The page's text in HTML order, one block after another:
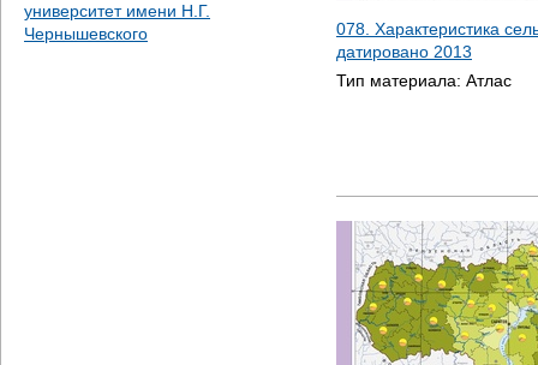
университет имени Н.Г.
Чернышевского
078. Характеристика
датировано 2013
Тип материала: Атлас